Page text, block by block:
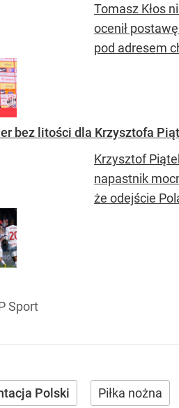
Tomasz Kłos
ocenił
pod adresem
bez litości dla Krzysztofa
Krzysztof
napastnik
że odejście
Sport
Polski Piłka nożna